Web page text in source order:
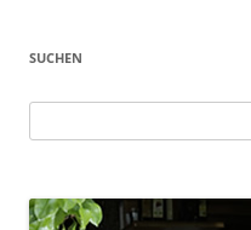
SUCHEN
nach: